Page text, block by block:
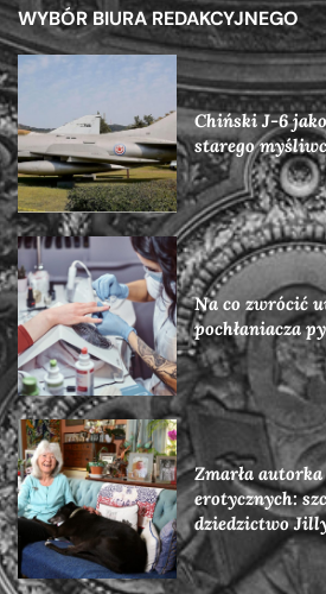
WYBÓR BIURA REDAKCYJNEGO
Chiński J-6
starego
Na co zwrócić
pochłaniacza
Zmarła
erotycznych:
dziedzictwo